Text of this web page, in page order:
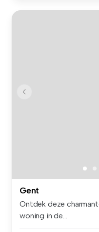
Gent
Ontdek deze
woning in de...